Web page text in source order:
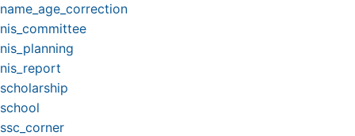
name_age_correction
nis_committee
nis_planning
nis_report
scholarship
school
ssc_corner